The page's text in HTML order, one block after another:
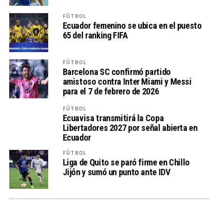
FÚTBOL
Ecuador femenino se ubica en el puesto
65 del ranking FIFA
FÚTBOL
Barcelona SC confirmó partido
amistoso contra Inter Miami y Messi
para el 7 de febrero de 2026
FÚTBOL
Ecuavisa transmitirá la Copa
Libertadores 2027 por señal abierta en
Ecuador
FÚTBOL
Liga de Quito se paró firme en Chillo
Jijón y sumó un punto ante IDV